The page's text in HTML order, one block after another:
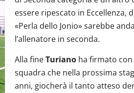
essere ripescato in Eccellenza,
«Perla dello Jonio» sarebbe
l’allenatore in seconda.
Alla fineTuriano ha firmato
squadra che nella prossima
anni, giocherà il tanto atteso